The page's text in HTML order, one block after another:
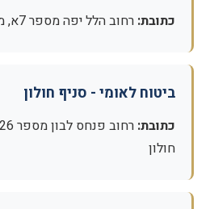
כתובת: רחוב הלל יפה מספר 7א, מיקוד 3820310, חדרה
ביטוח לאומי - סניף חולון
כתובת:
חולון